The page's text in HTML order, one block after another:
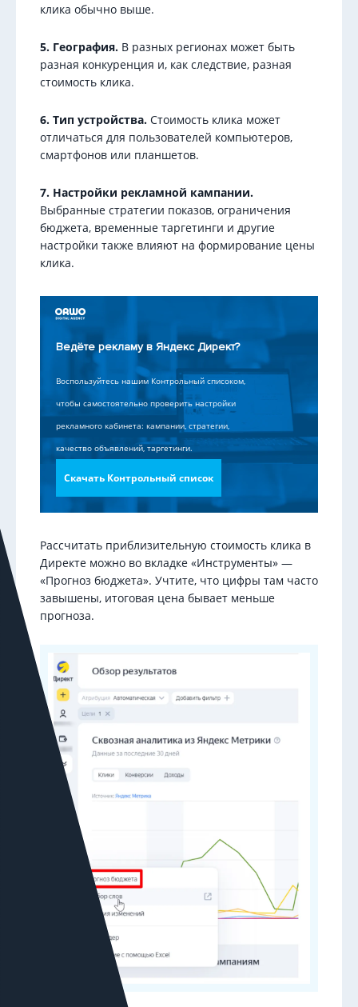
клика обычно выше.
5. География. В разных регионах может быть
разная конкуренция и, как следствие, разная
стоимость клика.
6. Тип устройства. Стоимость клика может
отличаться для пользователей компьютеров,
смартфонов или планшетов.
7. Настройки рекламной кампании.
Выбранные стратегии показов, ограничения
бюджета, временные таргетинги и другие
настройки также влияют на формирование цены
клика.
Ведёте рекламу в Яндекс Директ?
Воспользуйтесь нашим Контрольный списоком,
чтобы самостоятельно проверить настройки
рекламного кабинета: кампании, стратегии,
качество объявлений, таргетинги.
Скачать Контрольный список
Рассчитать приблизительную стоимость клика в
Директе можно во вкладке «Инструменты» —
«Прогноз бюджета». Учтите, что цифры там часто
завышены, итоговая цена бывает меньше
прогноза.